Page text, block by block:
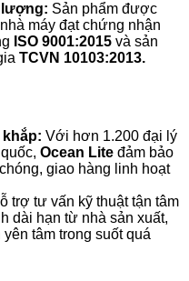
Sản phẩm được
máy đạt chứng nhận
ISO 9001:2015 và sản
TCVN 10103:2013.
Với hơn 1.200 đại lý
Ocean Lite đảm bảo
giao hàng linh hoạt
trợ tư vấn kỹ thuật tận tâm
dài hạn từ nhà sản xuất,
tâm trong suốt quá